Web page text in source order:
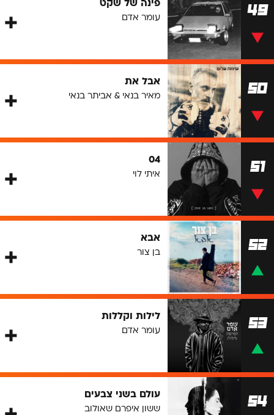
49 פינה של שקט
עומר אדם
50 אבל את
מאיר בנאי & אביתר בנאי
51
04
איתי לוי
52 אבא
בן צור
53 לילות וקללות
עומר אדם
54 עולם בשני צבעים
ששון איפרם שאולוב